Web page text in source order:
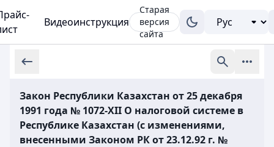
Видеоинструкция
Старая
версия
сайта
Закон Республики Казахстан от 25 декабря
1991 года № 1072-XII О налоговой системе в
Республике Казахстан (с изменениями,
внесенными Законом РК от 23.12.92 г. №